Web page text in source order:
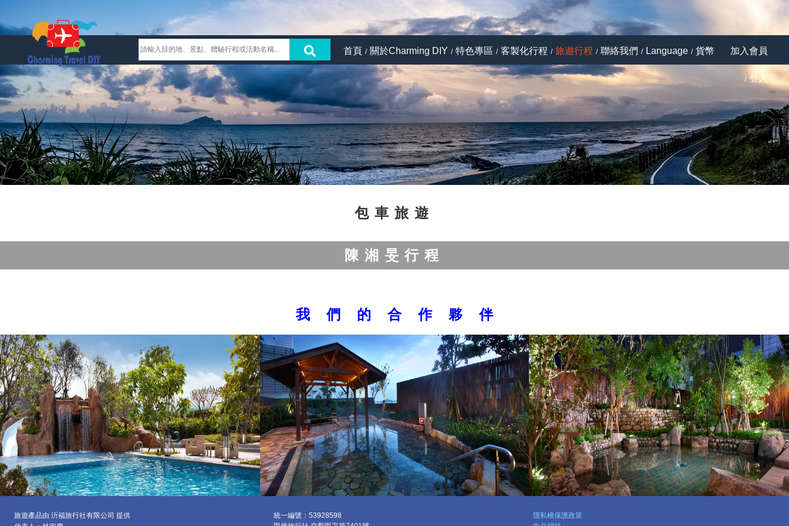
首頁 關於Charming DIY 特色專區 客製化行程 旅遊行程 聯絡我們 Language 貨幣 加入會員
登入
Previous Next
包車旅遊
陳湘旻行程
我 們 的 合 作 夥 伴
旅遊產品由 沂福旅行社有限公司 提供
統一編號：53928598
隱私權保護政策